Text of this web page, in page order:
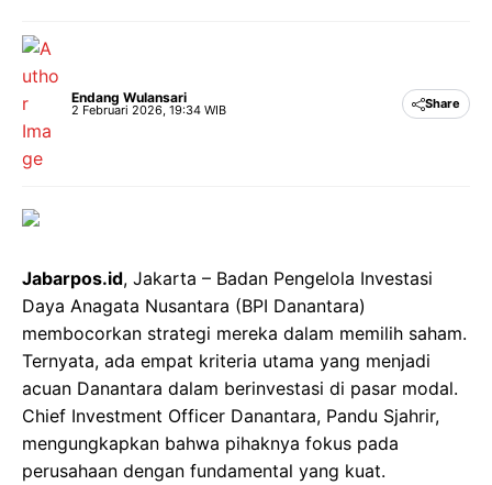
Endang Wulansari
2 Februari 2026, 19:34 WIB Share
Jabarpos.id, Jakarta – Badan Pengelola Investasi
Daya Anagata Nusantara (BPI Danantara)
membocorkan strategi mereka dalam memilih saham.
Ternyata, ada empat kriteria utama yang menjadi
acuan Danantara dalam berinvestasi di pasar modal.
Chief Investment Officer Danantara, Pandu Sjahrir,
mengungkapkan bahwa pihaknya fokus pada
perusahaan dengan fundamental yang kuat.